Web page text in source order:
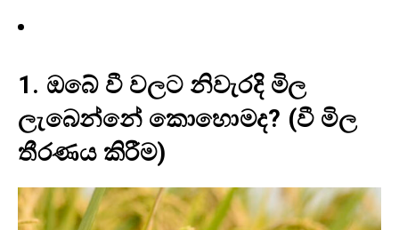
1. ඔබේ වී වලට නිවැරදි මිල
ලැබෙන්නේ කොහොමද? (වී මිල
තීරණය කිරීම)